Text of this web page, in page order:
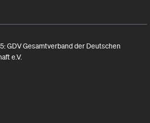
GDV Gesamtverband der Deutschen
e.V.